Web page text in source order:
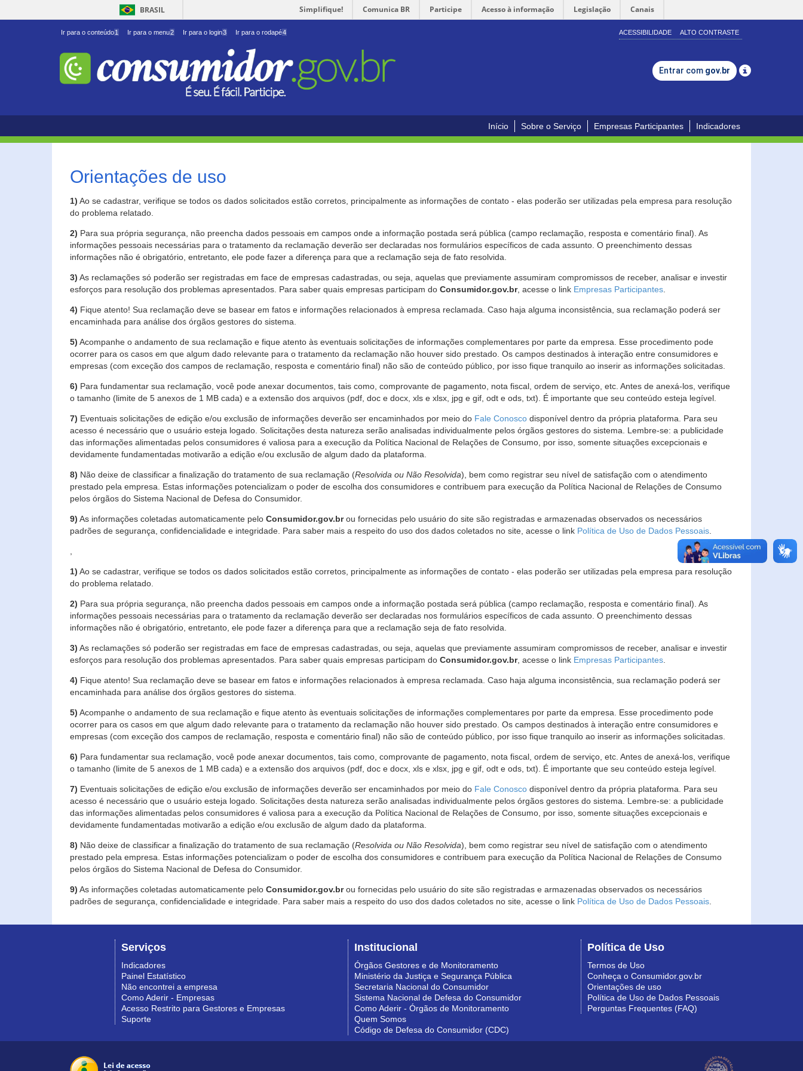
BRASIL Simplifique! Comunica BR Participe Acesso à informação Legislação Canais
Ir para o conteúdo1 Ir para o menu2 Ir para o login3 Ir para o rodapé4 ACESSIBILIDADE ALTO CONTRASTE
Entrar com gov.br
Início Sobre o Serviço Empresas Participantes Indicadores
Orientações de uso
1) Ao se cadastrar, verifique se todos os dados solicitados estão corretos, principalmente as informações de contato - elas poderão ser utilizadas pela empresa para resolução
do problema relatado.
2) Para sua própria segurança, não preencha dados pessoais em campos onde a informação postada será pública (campo reclamação, resposta e comentário final). As
informações pessoais necessárias para o tratamento da reclamação deverão ser declaradas nos formulários específicos de cada assunto. O preenchimento dessas
informações não é obrigatório, entretanto, ele pode fazer a diferença para que a reclamação seja de fato resolvida.
3) As reclamações só poderão ser registradas em face de empresas cadastradas, ou seja, aquelas que previamente assumiram compromissos de receber, analisar e investir
esforços para resolução dos problemas apresentados. Para saber quais empresas participam do Consumidor.gov.br, acesse o link Empresas Participantes
4) Fique atento! Sua reclamação deve se basear em fatos e informações relacionados à empresa reclamada. Caso haja alguma inconsistência, sua reclamação poderá ser
encaminhada para análise dos órgãos gestores do sistema.
5) Acompanhe o andamento de sua reclamação e fique atento às eventuais solicitações de informações complementares por parte da empresa. Esse procedimento pode
ocorrer para os casos em que algum dado relevante para o tratamento da reclamação não houver sido prestado. Os campos destinados à interação entre consumidores e
empresas (com exceção dos campos de reclamação, resposta e comentário final) não são de conteúdo público, por isso fique tranquilo ao inserir as informações solicitadas.
6) Para fundamentar sua reclamação, você pode anexar documentos, tais como, comprovante de pagamento, nota fiscal, ordem de serviço, etc. Antes de anexá-los, verifique
o tamanho (limite de 5 anexos de 1 MB cada) e a extensão dos arquivos (pdf, doc e docx, xls e xlsx, jpg e gif, odt e ods, txt). É importante que seu conteúdo esteja legível.
7) Eventuais solicitações de edição e/ou exclusão de informações deverão ser encaminhados por meio do Fale Conosco disponível dentro da própria plataforma. Para seu
acesso é necessário que o usuário esteja logado. Solicitações desta natureza serão analisadas individualmente pelos órgãos gestores do sistema. Lembre-se: a publicidade
das informações alimentadas pelos consumidores é valiosa para a execução da Política Nacional de Relações de Consumo, por isso, somente situações excepcionais e
devidamente fundamentadas motivarão a edição e/ou exclusão de algum dado da plataforma.
8) Não deixe de classificar a finalização do tratamento de sua reclamação (Resolvida ou Não Resolvida), bem como registrar seu nível de satisfação com o atendimento
prestado pela empresa. Estas informações potencializam o poder de escolha dos consumidores e contribuem para execução da Política Nacional de Relações de Consumo
pelos órgãos do Sistema Nacional de Defesa do Consumidor.
9) As informações coletadas automaticamente pelo Consumidor.gov.brou fornecidas pelo usuário do site são registradas e armazenadas observados os necessários
padrões de segurança, confidencialidade e integridade. Para saber mais a respeito do uso dos dados coletados no site, acesse o link Política de Uso de Dados Pessoais
1) Ao se cadastrar, verifique se todos os dados solicitados estão corretos, principalmente as informações de contato - elas poderão ser utilizadas pela empresa para resolução
do problema relatado.
2) Para sua própria segurança, não preencha dados pessoais em campos onde a informação postada será pública (campo reclamação, resposta e comentário final). As
informações pessoais necessárias para o tratamento da reclamação deverão ser declaradas nos formulários específicos de cada assunto. O preenchimento dessas
informações não é obrigatório, entretanto, ele pode fazer a diferença para que a reclamação seja de fato resolvida.
3) As reclamações só poderão ser registradas em face de empresas cadastradas, ou seja, aquelas que previamente assumiram compromissos de receber, analisar e investir
esforços para resolução dos problemas apresentados. Para saber quais empresas participam do Consumidor.gov.br, acesse o link Empresas Participantes
4) Fique atento! Sua reclamação deve se basear em fatos e informações relacionados à empresa reclamada. Caso haja alguma inconsistência, sua reclamação poderá ser
encaminhada para análise dos órgãos gestores do sistema.
5) Acompanhe o andamento de sua reclamação e fique atento às eventuais solicitações de informações complementares por parte da empresa. Esse procedimento pode
ocorrer para os casos em que algum dado relevante para o tratamento da reclamação não houver sido prestado. Os campos destinados à interação entre consumidores e
empresas (com exceção dos campos de reclamação, resposta e comentário final) não são de conteúdo público, por isso fique tranquilo ao inserir as informações solicitadas.
6) Para fundamentar sua reclamação, você pode anexar documentos, tais como, comprovante de pagamento, nota fiscal, ordem de serviço, etc. Antes de anexá-los, verifique
o tamanho (limite de 5 anexos de 1 MB cada) e a extensão dos arquivos (pdf, doc e docx, xls e xlsx, jpg e gif, odt e ods, txt). É importante que seu conteúdo esteja legível.
7) Eventuais solicitações de edição e/ou exclusão de informações deverão ser encaminhados por meio do Fale Conosco disponível dentro da própria plataforma. Para seu
acesso é necessário que o usuário esteja logado. Solicitações desta natureza serão analisadas individualmente pelos órgãos gestores do sistema. Lembre-se: a publicidade
das informações alimentadas pelos consumidores é valiosa para a execução da Política Nacional de Relações de Consumo, por isso, somente situações excepcionais e
devidamente fundamentadas motivarão a edição e/ou exclusão de algum dado da plataforma.
8) Não deixe de classificar a finalização do tratamento de sua reclamação (Resolvida ou Não Resolvida), bem como registrar seu nível de satisfação com o atendimento
prestado pela empresa. Estas informações potencializam o poder de escolha dos consumidores e contribuem para execução da Política Nacional de Relações de Consumo
pelos órgãos do Sistema Nacional de Defesa do Consumidor.
9) As informações coletadas automaticamente pelo Consumidor.gov.brou fornecidas pelo usuário do site são registradas e armazenadas observados os necessários
padrões de segurança, confidencialidade e integridade. Para saber mais a respeito do uso dos dados coletados no site, acesse o link Política de Uso de Dados Pessoais
Serviços
Indicadores
Painel Estatístico
Não encontrei a empresa
Como Aderir - Empresas
Acesso Restrito para Gestores e Empresas
Suporte
Institucional
Órgãos Gestores e de Monitoramento
Ministério da Justiça e Segurança Pública
Secretaria Nacional do Consumidor
Sistema Nacional de Defesa do Consumidor
Como Aderir - Órgãos de Monitoramento
Quem Somos
Código de Defesa do Consumidor (CDC)
Política de Uso
Termos de Uso
Conheça o Consumidor.gov.br
Orientações de uso
Política de Uso de Dados Pessoais
Perguntas Frequentes (FAQ)